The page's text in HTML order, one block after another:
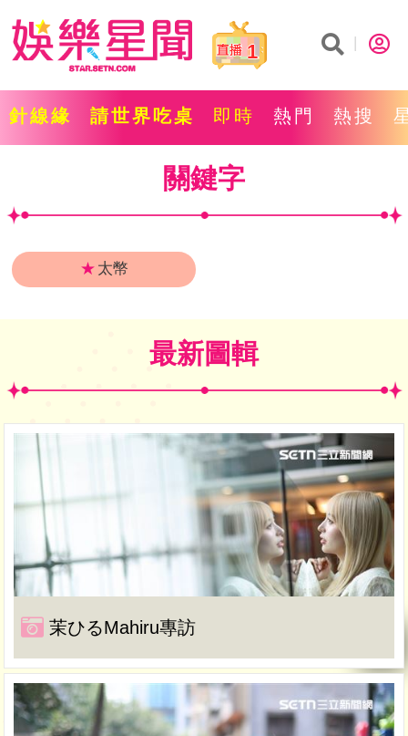
1
針線緣 請世界吃桌 即時 熱門 熱搜
關鍵字
★ 太幣
最新圖輯
茉ひるMahiru專訪